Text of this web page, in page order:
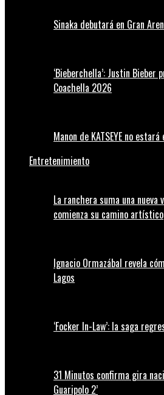
Sinaka debutará en Gran
‘Bieberchella’: Justin Bieber
Coachella 2026
Manon de KATSEYE no
Entretenimiento
La ranchera suma una nueva
comienza su camino artístico
Ignacio Ormazábal revela
Lagos
‘Focker In-Law’: la saga
31 Minutos confirma gira
Guaripolo 2’